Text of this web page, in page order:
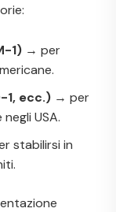
1) → per
1, ecc.) → per
USA.
stabilirsi in